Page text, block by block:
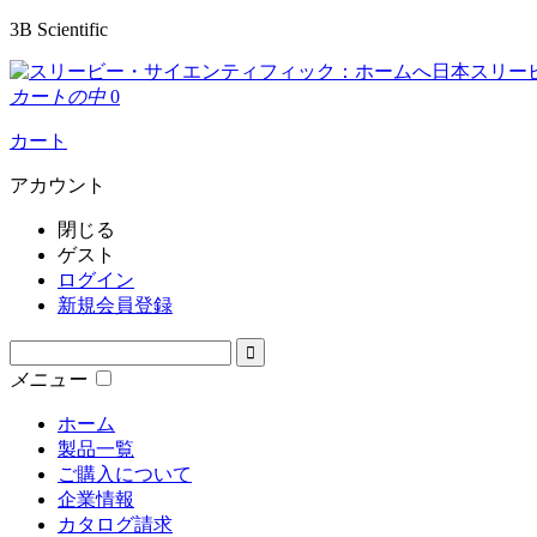
3B Scientific
日本スリー
カートの中 0
カート
アカウント
閉じる
ゲスト
ログイン
新規会員登録
メニュー
ホーム
製品一覧
ご購入について
企業情報
カタログ請求